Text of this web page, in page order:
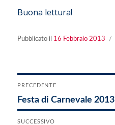
Buona lettura!
Pubblicato il Pubblicato
16 Febbraio 2013
Navigazione
articoli
PRECEDENTE
Articolo
precedente:
Festa di Carnevale 2013
SUCCESSIVO